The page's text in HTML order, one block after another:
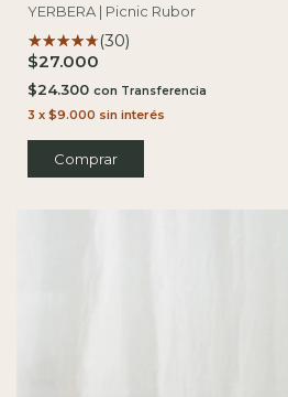
YERBERA | Picnic Rubor
(30)
$27.000
$24.300 con
3 x $9.000 sin interés